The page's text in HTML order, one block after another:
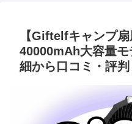
【Giftelfキャンプ扇
40000mAh大容量
細から口コミ・評判